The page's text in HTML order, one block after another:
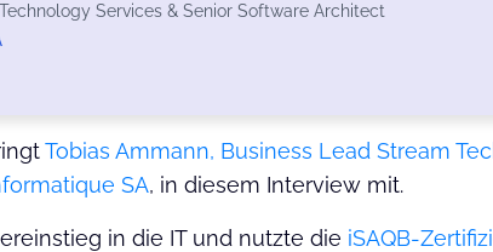
Services & Senior Software Architect
Tobias Ammann, Business Lead Stream
SA, in diesem Interview mit.
in die IT und nutzte die iSAQB-